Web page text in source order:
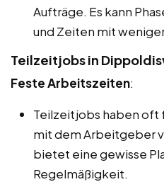
Aufträge. Es kann
und Zeiten mit
Teilzeitjobs in
Feste Arbeitszeiten:
Teilzeitjobs haben oft
mit dem Arbeitgeber
bietet eine gewisse
Regelmäßigkeit.